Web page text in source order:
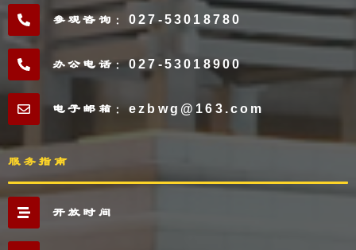
参观咨询：027-53018780
办公电话：027-53018900
电子邮箱：ezbwg@163.com
服务指南
开放时间